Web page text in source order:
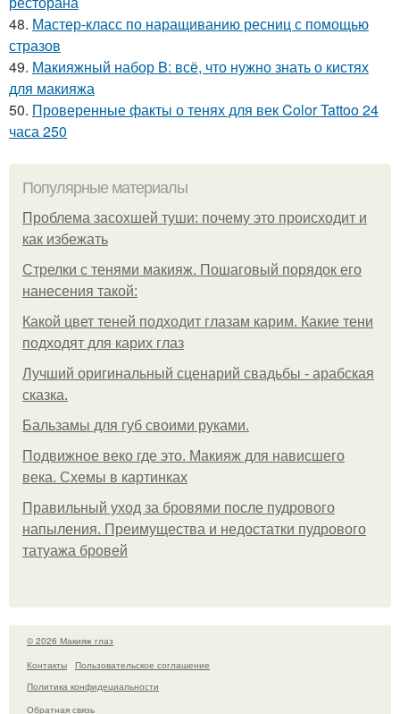
48. Мастер-класс по наращиванию ресниц с помощью
стразов
49. Макияжный набор B: всё, что нужно знать о кистях
для макияжа
50. Проверенные факты о тенях для век Color Tattoo 24
часа 250
Популярные материалы
Проблема засохшей туши: почему это происходит и
как избежать
Стрелки с тенями макияж. Пошаговый порядок его
нанесения такой:
Какой цвет теней подходит глазам карим. Какие тени
подходят для карих глаз
Лучший оригинальный сценарий свадьбы - арабская
сказка.
Бальзамы для губ своими руками.
Подвижное веко где это. Макияж для нависшего
века. Схемы в картинках
Правильный уход за бровями после пудрового
напыления. Преимущества и недостатки пудрового
татуажа бровей
© 2026 Макияж глаз
Контакты
Пользовательское соглашение
Политика конфидециальности
Обратная связь